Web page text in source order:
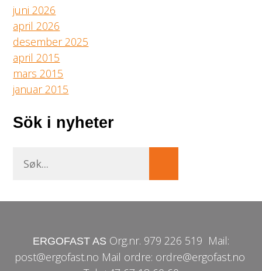
juni 2026
april 2026
desember 2025
april 2015
mars 2015
januar 2015
Sök i nyheter
ERGOFAST AS Org.nr. 979 226 519 Mail:
post@ergofast.no Mail ordre: ordre@ergofast.no